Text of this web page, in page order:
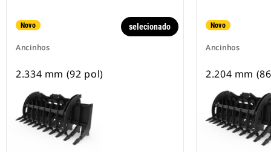
Novo
Ancinhos
selecionado
2.334 mm (92 pol)
Novo
Ancinhos
2.204 mm